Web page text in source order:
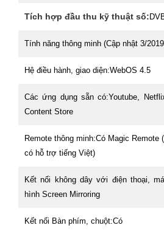
Tích hợp đầu thu kỹ thuật số:
Tính năng thông minh (Cập nhật 3/
Hệ điều hành, giao diện:WebOS 4.5
Các ứng dụng sẵn có:Youtube,
Content Store
Remote thông minh:Có Magic Remote
có hỗ trợ tiếng Việt)
Kết nối không dây với điện thoại,
hình Screen Mirroring
Kết nối Bàn phím, chuột:Có